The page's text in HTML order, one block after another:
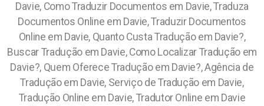
Davie, Como Traduzir Documentos em Davie, Traduza
Documentos Online em Davie, Traduzir Documentos
Online em Davie, Quanto Custa Tradução em Davie?,
Buscar Tradução em Davie, Como Localizar Tradução em
Davie?, Quem Oferece Tradução em Davie?, Agência de
Tradução em Davie, Serviço de Tradução em Davie,
Tradução Online em Davie, Tradutor Online em Davie